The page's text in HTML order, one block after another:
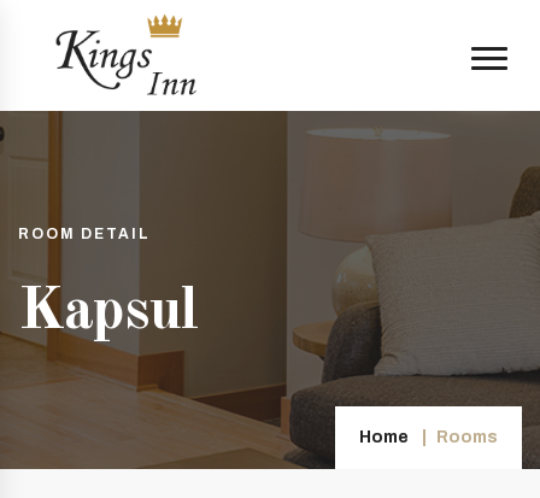
ROOM DETAIL
Kapsul
Home Rooms